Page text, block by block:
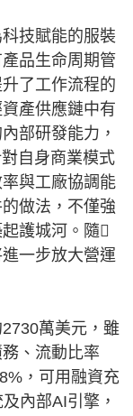
技賦能的服裝
品生命周期管
了工作流程的
產供應鏈中有
部研發能力，
自身商業模式
與工廠協調能
做法，不僅強
護城河。隨
一步放大營運
萬美元，雖
、流動比率
，可用融資充
內部AI引擎，